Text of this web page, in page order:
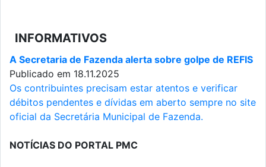
INFORMATIVOS
A Secretaria de Fazenda alerta sobre golpe de REFIS
Publicado em 18.11.2025
Os contribuintes precisam estar atentos e verificar
débitos pendentes e dívidas em aberto sempre no site
oficial da Secretária Municipal de Fazenda.
NOTÍCIAS DO PORTAL PMC